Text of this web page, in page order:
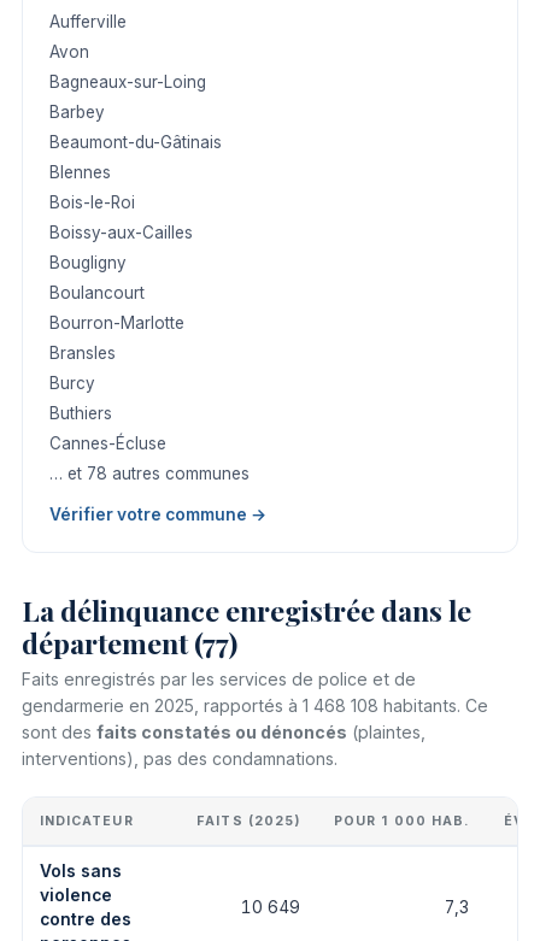
Aufferville
Avon
Bagneaux-sur-Loing
Barbey
Beaumont-du-Gâtinais
Blennes
Bois-le-Roi
Boissy-aux-Cailles
Bougligny
Boulancourt
Bourron-Marlotte
Bransles
Burcy
Buthiers
Cannes-Écluse
… et 78 autres communes
Vérifier votre commune →
La délinquance enregistrée dans le
département (77)
Faits enregistrés par les services de police et de
gendarmerie en 2025, rapportés à 1 468 108 habitants. Ce
sont des faits constatés ou dénoncés (plaintes,
interventions), pas des condamnations.
INDICATEUR FAITS (2025) POUR 1 000 HAB.
Vols sans
violence
contre des
10 649 7,3